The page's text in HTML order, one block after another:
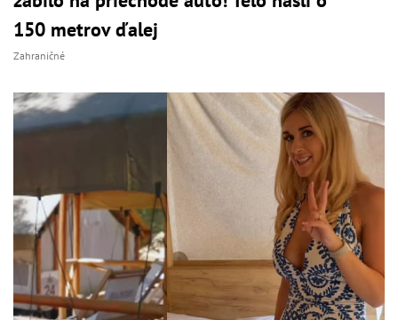
150 metrov ďalej
Zahraničné